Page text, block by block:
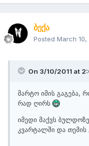
ბექა
Posted March 10,
On 3/10/2011 at
მარტო იმის გაგება,
რად ღირს
იმედი მაქვს
კვარტალში და თემის